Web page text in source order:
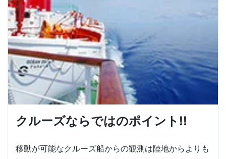
クルーズならではのポイント!!
移動が可能なクルーズ船からの観測は陸地からよりも